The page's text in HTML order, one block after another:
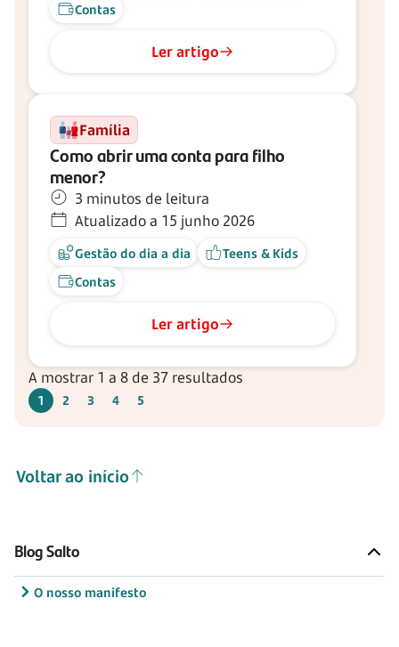
Contas
Ler artigo
Família
Como abrir uma conta para filho
menor?
3 minutos de leitura
Atualizado a 15 junho 2026
Gestão do dia a dia
Teens & Kids
Contas
Ler artigo
A mostrar 1 a 8 de 37 resultados
1 2 3 4 5
Voltar ao início
Blog Salto
O nosso manifesto